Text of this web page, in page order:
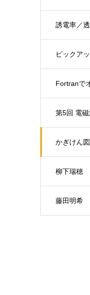
誘電率／
ピックア
Fortranで
第5回 電
らせ（開
かぎけん
柳下瑞穂
藤田明希